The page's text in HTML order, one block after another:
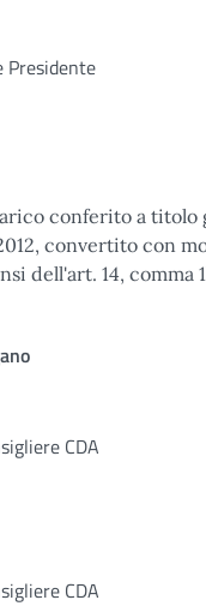
Presidente
conferito a titolo
convertito con
dell'art. 14, comma
CDA
CDA